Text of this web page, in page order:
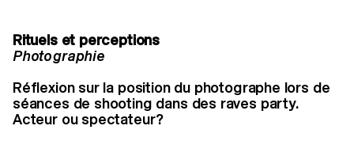
Rituels et perceptions
Photographie
Réflexion sur la position du photographe lors de
séances de shooting dans des raves party.
Acteur ou spectateur?